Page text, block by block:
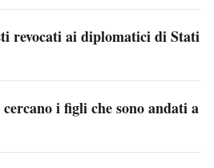
revocati ai diplomatici di Stati
i figli che sono andati a